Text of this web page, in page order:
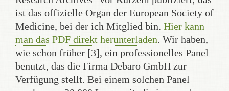
ist das offizielle Organ der European Society of
Medicine, bei der ich Mitglied bin. Hier kann
man das PDF direkt herunterladen. Wir haben,
wie schon früher [3], ein professionelles Panel
benutzt, das die Firma Debaro GmbH zur
Verfügung stellt. Bei einem solchen Panel